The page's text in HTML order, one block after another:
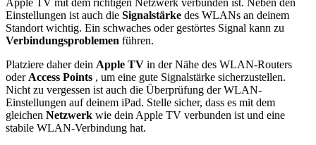
Apple TV mit dem richtigen Netzwerk verbunden ist. Neben den
Einstellungen ist auch die Signalstärke des WLANs an deinem
Standort wichtig. Ein schwaches oder gestörtes Signal kann zu
Verbindungsproblemen führen.
Platziere daher dein Apple TV in der Nähe des WLAN-Routers
oder Access Points , um eine gute Signalstärke sicherzustellen.
Nicht zu vergessen ist auch die Überprüfung der WLAN-
Einstellungen auf deinem iPad. Stelle sicher, dass es mit dem
gleichen Netzwerk wie dein Apple TV verbunden ist und eine
stabile WLAN-Verbindung hat.